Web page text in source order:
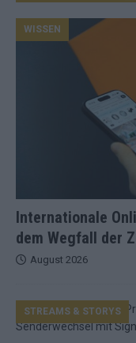
Internationale
dem Wegfall der
WISSEN
August 2026
STREAMS & STORYS